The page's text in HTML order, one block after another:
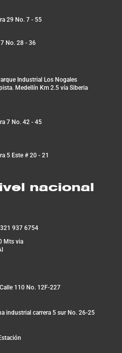
29 No. 7 - 55
No. 28 - 36
Industrial Los Nogales
Medellín Km 2.5 vía Siberia
7 No. 42 - 45
5 Este # 20 - 21
nacional
321 937 6754
Mts via
110 No. 12F-227
industrial carrera 5 sur No. 26-25